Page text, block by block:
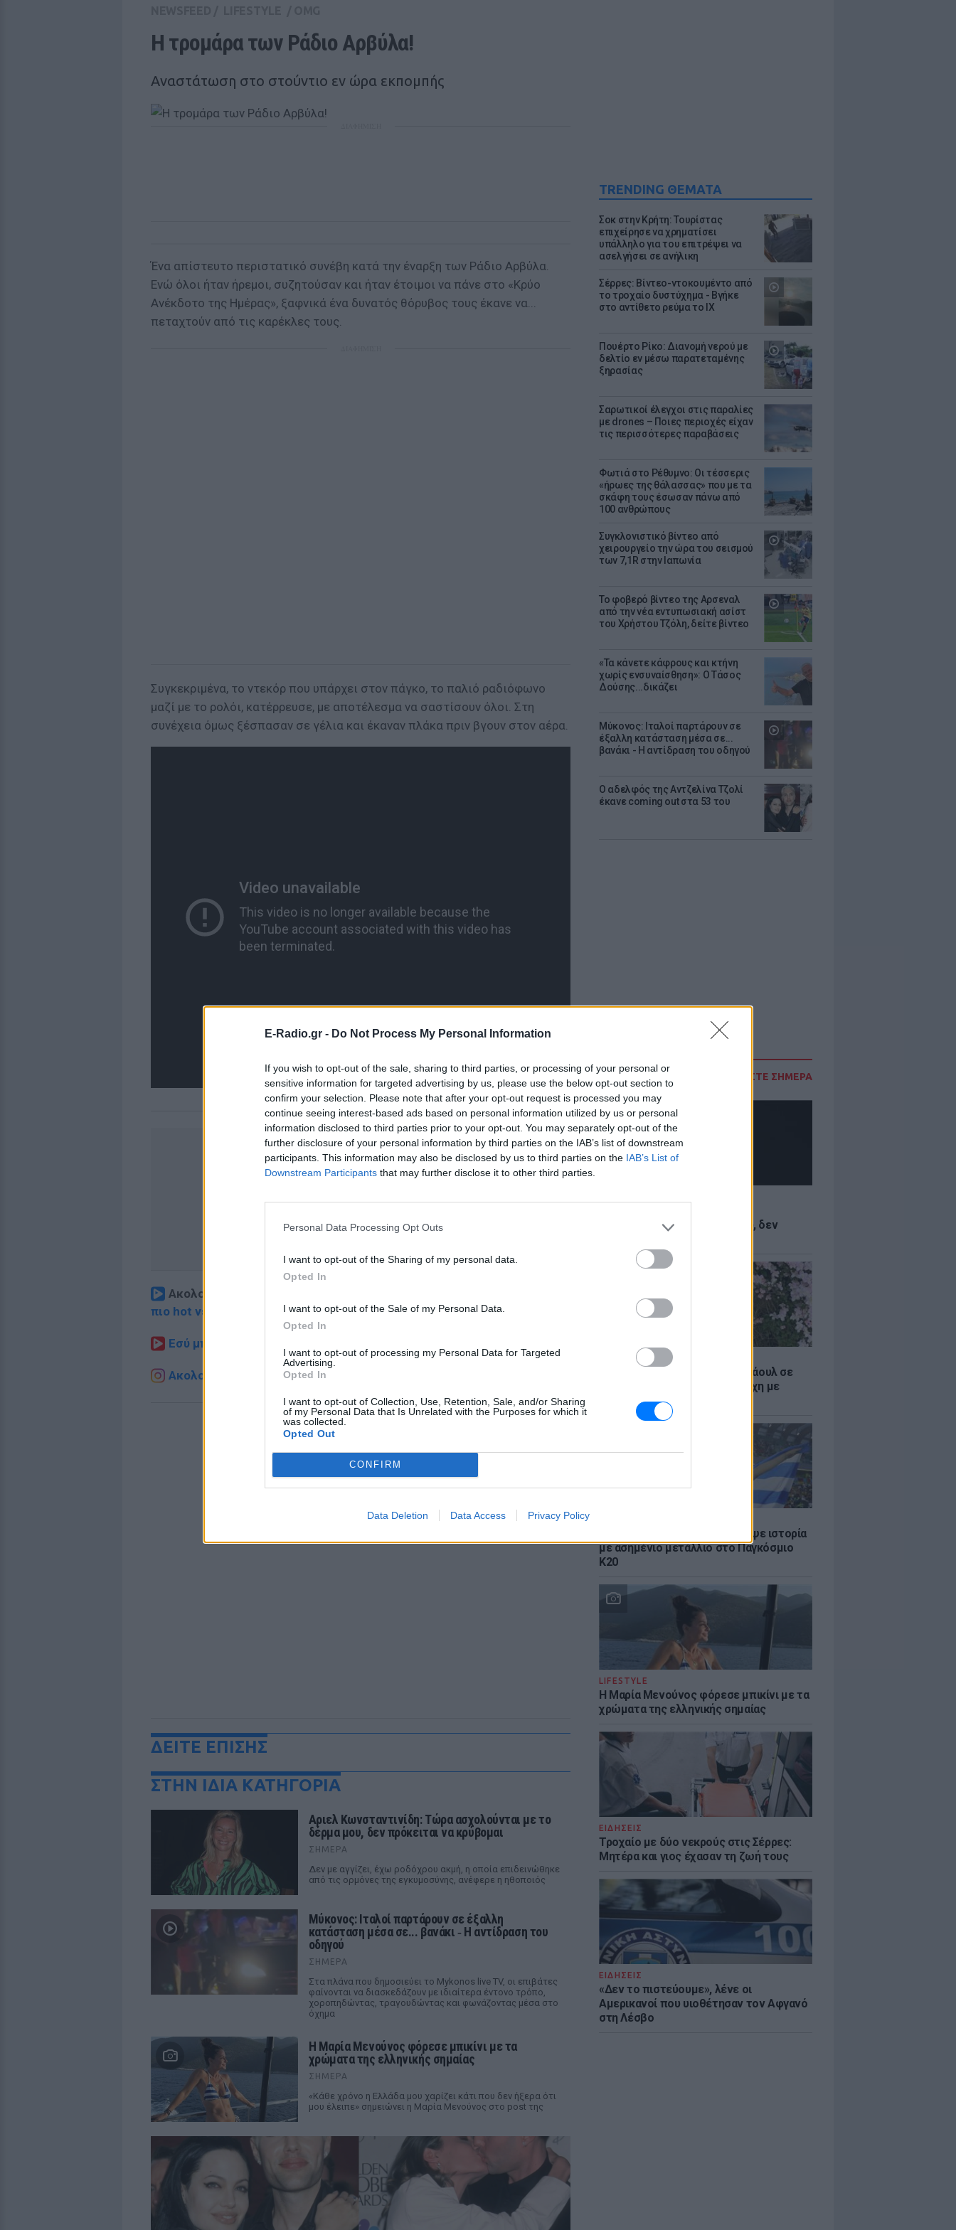
E-Radio.gr - Do Not Process My Personal Information
If you wish to opt-out of the sale, sharing to third parties, or processing of your personal or
sensitive information for targeted advertising by us, please use the below opt-out section to
confirm your selection. Please note that after your opt-out request is processed you may
continue seeing interest-based ads based on personal information utilized by us or personal
information disclosed to third parties prior to your opt-out. You may separately opt-out of the
further disclosure of your personal information by third parties on the IAB’s list of downstream
participants. This information may also be disclosed by us to third parties on the IAB’s List of
Downstream Participants that may further disclose it to other third parties.
Personal Data Processing Opt Outs
I want to opt-out of the Sharing of my personal data.
Opted In
I want to opt-out of the Sale of my Personal Data.
Opted In
I want to opt-out of processing my Personal Data for Targeted
Advertising.
Opted In
I want to opt-out of Collection, Use, Retention, Sale, and/or Sharing
of my Personal Data that Is Unrelated with the Purposes for which it
was collected.
Opted Out
CONFIRM
Data Deletion Data Access Privacy Policy
TRENDING ΘΕΜΑΤΑ
Σοκ στην Κρήτη: Τουρίστας
επιχείρησε να χρηματίσει
υπάλληλο για του επιτρέψει να
ασελγήσει σε ανήλικη
Σέρρες: Βίντεο-ντοκουμέντο από
το τροχαίο δυστύχημα - Βγήκε
στο αντίθετο ρεύμα το ΙΧ
Πουέρτο Ρίκο: Διανομή νερού με
δελτίο εν μέσω παρατεταμένης
ξηρασίας
Σαρωτικοί έλεγχοι στις παραλίες
με drones – Ποιες περιοχές είχαν
τις περισσότερες παραβάσεις
Φωτιά στο Ρέθυμνο: Οι τέσσερις
«ήρωες της θάλασσας» που με τα
σκάφη τους έσωσαν πάνω από
100 ανθρώπους
Συγκλονιστικό βίντεο από
χειρουργείο την ώρα του σεισμού
των 7,1R στην Ιαπωνία
Το φοβερό βίντεο της Αρσεναλ
από την νέα εντυπωσιακή ασίστ
του Χρήστου Τζόλη, δείτε βίντεο
«Τα κάνετε κάφρους και κτήνη
χωρίς ενσυναίσθηση»: Ο Τάσος
Δούσης...δικάζει
Μύκονος: Ιταλοί παρτάρουν σε
έξαλλη κατάσταση μέσα σε...
βανάκι - Η αντίδραση του οδηγού
Ο αδελφός της Αντζελίνα Τζολί
έκανε coming out στα 53 του
ΔΙΑΒΑΣΤΕ ΣΗΜΕΡΑ
ασχολούνται με το δέρμα μου, δεν
ΕΙΔΗΣΕΙΣ
Πέθανε η influencer Σίντνεϊ Τάουλ σε
ηλικία 26 ετών έπειτα από μάχη με
σπάνια μορφή καρκίνου
Η Έβελυν Μητροπούλου έγραψε ιστορία
με ασημένιο μετάλλιο στο Παγκόσμιο
Κ20
LIFESTYLE
Η Μαρία Μενούνος φόρεσε μπικίνι με τα
χρώματα της ελληνικής σημαίας
ΕΙΔΗΣΕΙΣ
Τροχαίο με δύο νεκρούς στις Σέρρες:
Μητέρα και γιος έχασαν τη ζωή τους
ΕΙΔΗΣΕΙΣ
«Δεν το πιστεύουμε», λένε οι
Αμερικανοί που υιοθέτησαν τον Αφγανό
στη Λέσβο
Η τρομάρα των Ράδιο Αρβύλα!
Αναστάτωση στο στούντιο εν ώρα εκπομπής
Ένα απίστευτο περιστατικό συνέβη κατά την έναρξη των Ράδιο Αρβύλα.
Ενώ όλοι ήταν ήρεμοι, συζητούσαν και ήταν έτοιμοι να πάνε στο «Κρύο
Ανέκδοτο της Ημέρας», ξαφνικά ένα δυνατός θόρυβος τους έκανε να...
πεταχτούν από τις καρέκλες τους.
Συγκεκριμένα, το ντεκόρ που υπάρχει στον πάγκο, το παλιό ραδιόφωνο
μαζί με το ρολόι, κατέρρευσε, με αποτέλεσμα να σαστίσουν όλοι. Στη
συνέχεια όμως ξέσπασαν σε γέλια και έκαναν πλάκα πριν βγουν στον αέρα.
ΔΙΑΦΗΜΙΣΗ
Ακολουθήστε το E-Radio.gr στο
πιο hot νέα
Εσύ μπήκες στο E-Daily.gr; Τα νέα της ημέρας και ότι σου κάνει κλικ!
Ακολουθήστε το E-Radio.gr και στο Instagram
ΔΙΑΦΗΜΙΣΗ
ΔΕΙΤΕ ΕΠΙΣΗΣ
ΣΤΗΝ ΙΔΙΑ ΚΑΤΗΓΟΡΙΑ
Αριελ Κωνσταντινίδη: Τώρα ασχολούνται με το
δέρμα μου, δεν πρόκειται να κρύβομαι
ΣΉΜΕΡΑ
Δεν με αγγίζει, έχω ροδόχρου ακμή, η οποία επιδεινώθηκε
από τις ορμόνες της εγκυμοσύνης, ανέφερε η ηθοποιός
Μύκονος: Ιταλοί παρτάρουν σε έξαλλη
κατάσταση μέσα σε... βανάκι ‑ Η αντίδραση του
οδηγού
ΣΉΜΕΡΑ
Στα πλάνα που δημοσιεύει το Mykonos live TV, οι επιβάτες
φαίνονται να διασκεδάζουν με ιδιαίτερα έντονο τρόπο,
χοροπηδώντας, τραγουδώντας και φωνάζοντας μέσα στο
όχημα
Η Μαρία Μενούνος φόρεσε μπικίνι με τα
χρώματα της ελληνικής σημαίας
ΣΉΜΕΡΑ
«Κάθε χρόνο η Ελλάδα μου χαρίζει κάτι που δεν ήξερα ότι
μου έλειπε» σημειώνει η Μαρία Μενούνος στο post της